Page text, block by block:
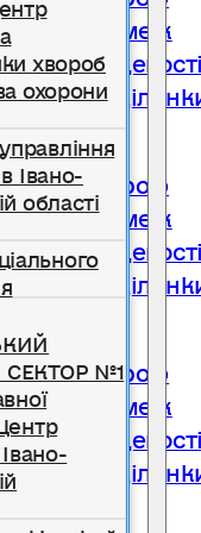
хвороб
охорони
Івано-
області
№1
меж
(на
землеустрою
меж
(на
землеустрою
меж
(на